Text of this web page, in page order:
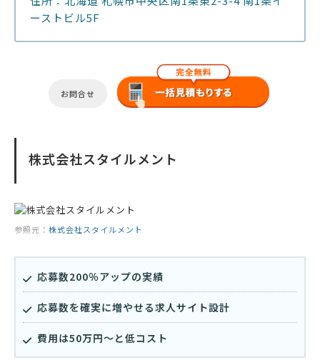
ーストビル5F
お問合せ
株式会社スタイルメント
参照元： 株式会社スタイルメント
応募数200％アップの実績
応募数を確実に増やせる求人サイト設計
費用は50万円〜と低コスト